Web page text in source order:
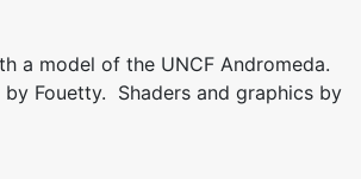
a model of the UNCF Andromeda.
Fouetty. Shaders and graphics by